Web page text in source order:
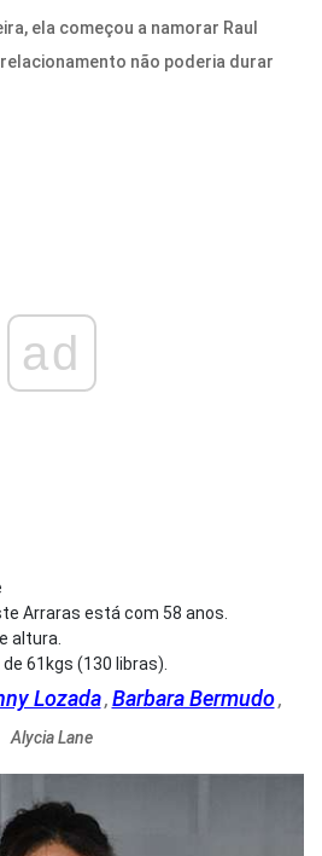
ela começou a namorar Raul
relacionamento não poderia durar
ad
Arraras está com 58 anos.
altura.
61kgs (130 libras).
Lozada, Barbara Bermudo,
Alycia Lane